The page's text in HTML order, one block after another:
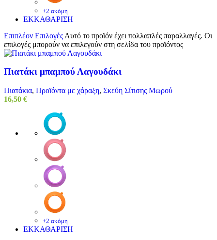
+2 ακόμη
ΕΚΚΑΘΑΡΙΣΗ
Επιπλέον Επιλογές Αυτό το προϊόν έχει πολλαπλές παραλλαγές. Οι
επιλογές μπορούν να επιλεγούν στη σελίδα του προϊόντος
Πιατάκι μπαμπού Λαγουδάκι
Πιατάκια, Προϊόντα με χάραξη, Σκεύη Σίτισης Μωρού
16,50 €
+2 ακόμη
ΕΚΚΑΘΑΡΙΣΗ